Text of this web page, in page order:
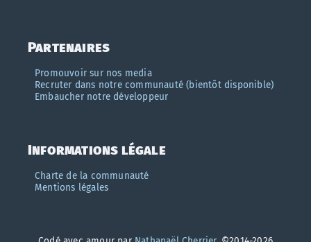
Partenaires
Promouvoir sur nos media
Recruter dans notre communauté (bientôt disponible)
Embaucher notre développeur
Informations légale
Charte de la communauté
Mentions légales